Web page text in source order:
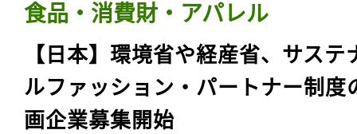
食品・消費財・アパレル
【日本】環境省や経産省、サステ
ルファッション・パートナー制度
画企業募集開始